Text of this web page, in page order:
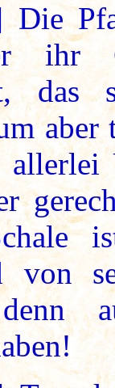
Die
ihr
das
aber
allerlei
von